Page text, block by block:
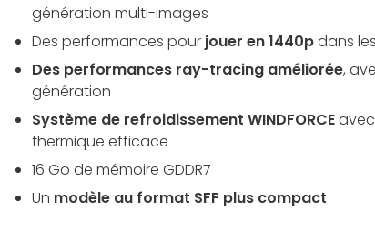
génération multi-images
Des performances pour jouer en 1440pdans
Des performances ray-tracing améliorée,
génération
Système de refroidissement WINDFORCE
thermique efficace
16 Go de mémoire GDDR7
Un modèle au format SFF plus compact